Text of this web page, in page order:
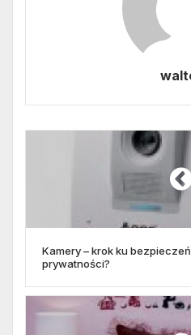
Kamery – krok ku
prywatności?